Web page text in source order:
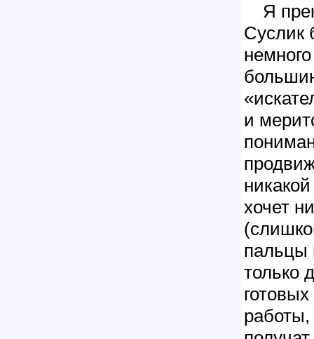
Я
Суслик
и
хочет
пальцы
только
работы,